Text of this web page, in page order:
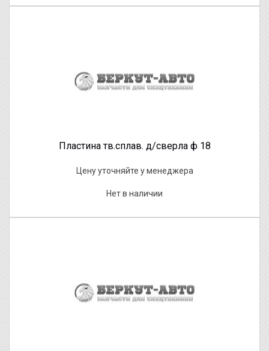
Пластина тв.сплав. д/сверла ф 18
Цену уточняйте у менеджера
Нет в наличии